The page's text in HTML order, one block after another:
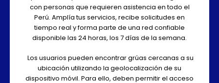
con personas que requieren asistencia en todo el
Perú. Amplía tus servicios, recibe solicitudes en
tiempo real y forma parte de una red confiable
disponible las 24 horas, los 7 días de la semana.
Los usuarios pueden encontrar grúas cercanas a su
ubicación utilizando la geolocalización de su
dispositivo móvil. Para ello, deben permitir el acceso